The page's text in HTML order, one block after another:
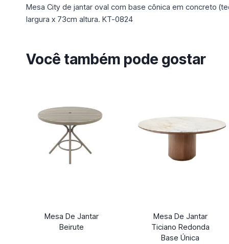
Mesa City de jantar oval com base cônica em concreto
largura x 73cm altura. KT-0824
Você também pode gostar
Mesa De Jantar
Beirute
Mesa De Jantar
Ticiano Redonda
Base Única